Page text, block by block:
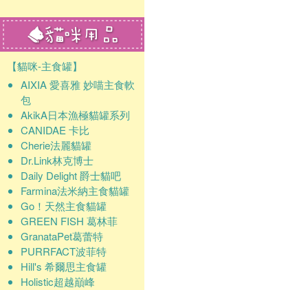
【貓咪-主食罐】
AIXIA 愛喜雅 妙喵主食軟
包
AkikA日本漁極貓罐系列
CANIDAE 卡比
Cherie法麗貓罐
Dr.Link林克博士
Daily Delight 爵士貓吧
Farmina法米納主食貓罐
Go！天然主食貓罐
GREEN FISH 葛林菲
GranataPet葛蕾特
PURRFACT波菲特
Hill's 希爾思主食罐
Holistic超越巔峰